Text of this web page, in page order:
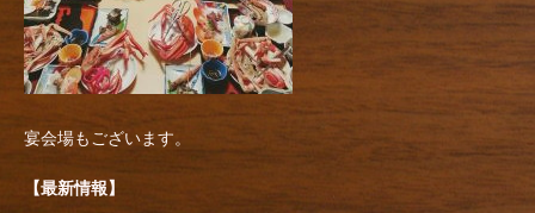
宴会場もございます。
【最新情報】